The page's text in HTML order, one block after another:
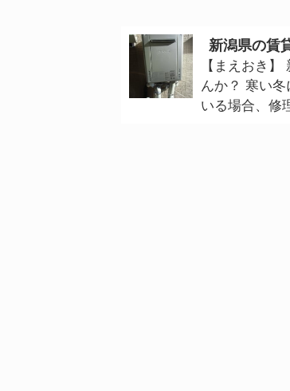
新潟県の賃
【まえおき
んか？ 寒い
いる場合、修